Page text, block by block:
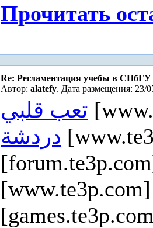
Прочитать
Re: Регламентация учебы в СПбГУ
Автор: alatefy. Дата размещения: 23/
تعب قلبي
دردشة